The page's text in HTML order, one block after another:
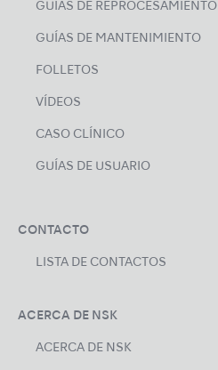
GUÍAS DE REPROCESAMIENTO
GUÍAS DE MANTENIMIENTO
FOLLETOS
VÍDEOS
CASO CLÍNICO
GUÍAS DE USUARIO
CONTACTO
LISTA DE CONTACTOS
ACERCA DE NSK
ACERCA DE NSK